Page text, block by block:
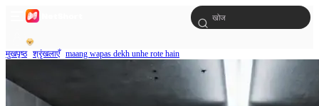
मुखपृष्ठ श्रृंखलाएँ maang wapas dekh unhe rote hain